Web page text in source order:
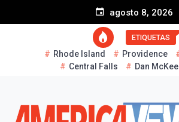
agosto 8, 2026
ETIQUETAS
Rhode Island Providence
Central Falls
Dan McKee